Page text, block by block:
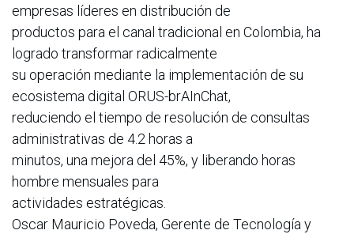
empresas líderes en distribución de
productos para el canal tradicional en Colombia, ha
logrado transformar radicalmente
su operación mediante la implementación de su
ecosistema digital ORUS-brAInChat,
reduciendo el tiempo de resolución de consultas
administrativas de 4.2 horas a
minutos, una mejora del 45%, y liberando horas
hombre mensuales para
actividades estratégicas.
Oscar Mauricio Poveda, Gerente de Tecnología y